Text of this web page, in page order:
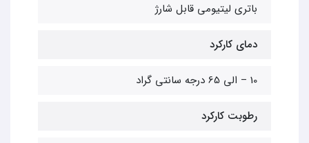
باتری لیتیومی قابل شارژ
دمای کارکرد
10 – الی 65 درجه سانتی گراد
رطوبت کارکرد